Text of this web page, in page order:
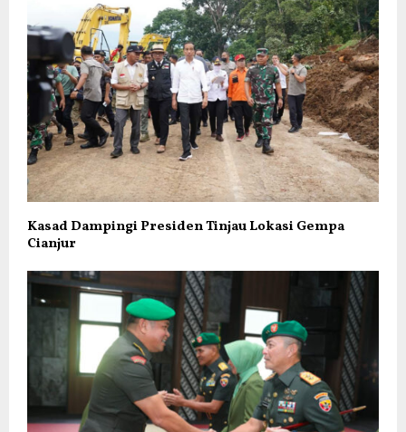
Kasad Dampingi Presiden Tinjau Lokasi Gempa
Cianjur